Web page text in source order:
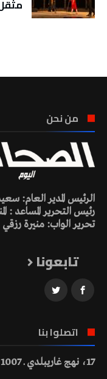
مثقل
من نحن
الرئيس المدير العام:
رئيس التحرير المساعد :
تحرير الواب: منيرة رزقي
تابعونا
اتصلوا بنا
17، نهج غاريبلدي ـ 1007 تونس